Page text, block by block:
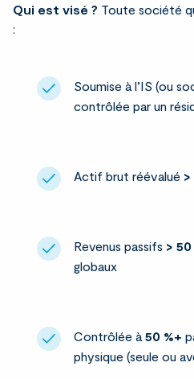
Qui est visé ? Toute société
:
Soumise à l’IS (ou
contrôlée par un
Actif brut réévalué
Revenus passifs > 50
globaux
Contrôlée à50 %+
physique (seule ou